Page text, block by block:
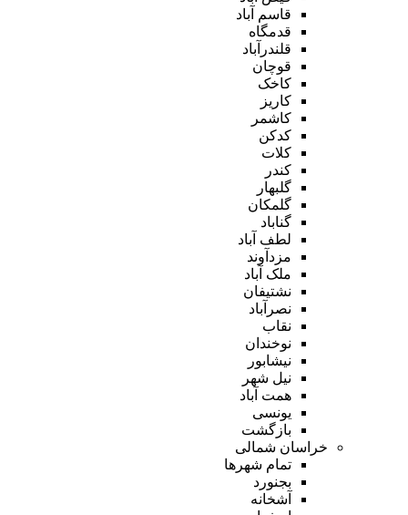
قاسم آباد
قدمگاه
قلندرآباد
قوچان
کاخک
کاریز
کاشمر
کدکن
کلات
کندر
گلبهار
گلمکان
گناباد
لطف آباد
مزدآوند
ملک آباد
نشتیفان
نصرآباد
نقاب
نوخندان
نیشابور
نیل شهر
همت آباد
یونسی
بازگشت
خراسان شمالی
تمام شهر‌ها
بجنورد
آشخانه